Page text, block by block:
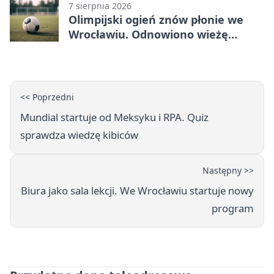
7 sierpnia 2026
Olimpijski ogień znów płonie we
Wrocławiu. Odnowiono wieżę
<< Poprzedni
Mundial startuje od Meksyku i RPA. Quiz
sprawdza wiedzę kibiców
Następny >>
Biura jako sala lekcji. We Wrocławiu startuje nowy
program